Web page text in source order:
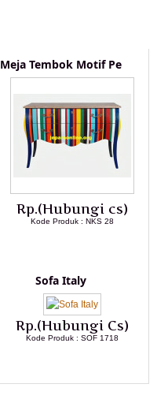
Meja Tembok Motif Pe
Rp.(Hubungi cs)
Kode Produk : NKS 28
Sofa Italy
Rp.(Hubungi Cs)
Kode Produk : SOF 1718